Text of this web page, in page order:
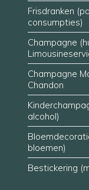
Frisdranken
consumpties)
Champagne
Champagne
Chandon
alcohol)
bloemen)
Bestickering